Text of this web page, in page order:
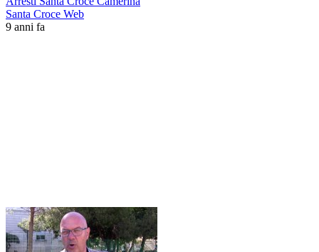
Santa Croce Web
9 anni fa